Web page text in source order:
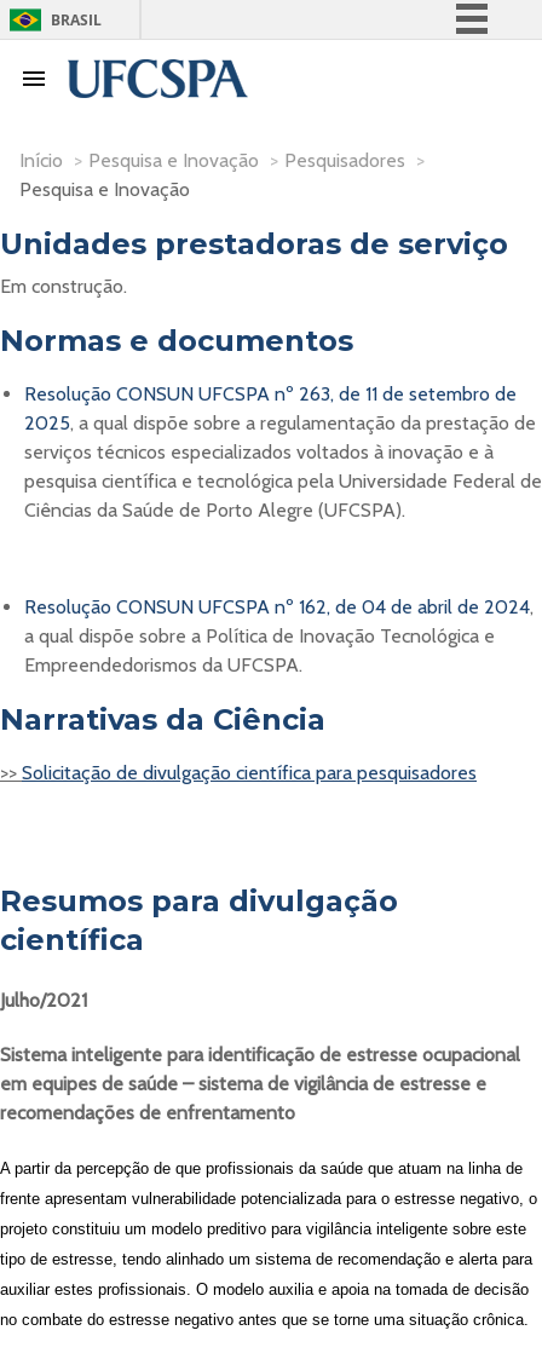
BRASIL
Acesso à informação
Canais
Início > Pesquisa e Inovação > Pesquisadores >
Pesquisa e Inovação
Unidades prestadoras de serviço
Em construção.
Normas e documentos
Resolução CONSUN UFCSPA nº 263, de 11 de setembro de
2025, a qual dispõe sobre a regulamentação da prestação de
serviços técnicos especializados voltados à inovação e à
pesquisa científica e tecnológica pela Universidade Federal de
Ciências da Saúde de Porto Alegre (UFCSPA).
Resolução CONSUN UFCSPA nº 162, de 04 de abril de 2024,
a qual dispõe sobre a Política de Inovação Tecnológica e
Empreendedorismos da UFCSPA.
Narrativas da Ciência
>> Solicitação de divulgação científica para pesquisadores
Resumos para divulgação
científica
Julho/2021
Sistema inteligente para identificação de estresse ocupacional
em equipes de saúde – sistema de vigilância de estresse e
recomendações de enfrentamento
A partir da percepção de que profissionais da saúde que atuam na linha de
frente apresentam vulnerabilidade potencializada para o estresse negativo, o
projeto constituiu um modelo preditivo para vigilância inteligente sobre este
tipo de estresse, tendo alinhado um sistema de recomendação e alerta para
auxiliar estes profissionais. O modelo auxilia e apoia na tomada de decisão
no combate do estresse negativo antes que se torne uma situação crônica.